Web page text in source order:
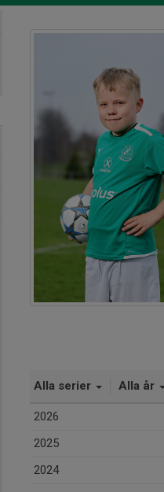
Alla serier Alla år
2026
2025
2024